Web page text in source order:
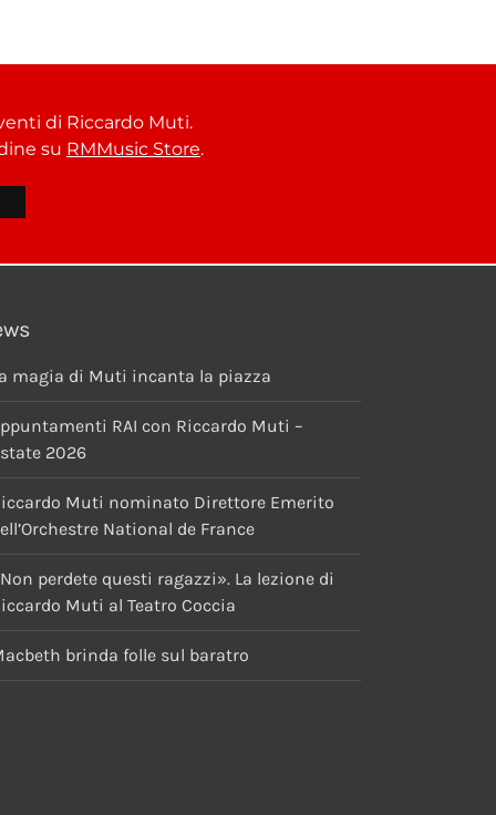
di Riccardo Muti.
su RMMusic Store.
magia di Muti incanta la piazza
RAI con Riccardo Muti –
2026
Muti nominato Direttore Emerito
National de France
perdete questi ragazzi». La lezione di
Muti al Teatro Coccia
brinda folle sul baratro